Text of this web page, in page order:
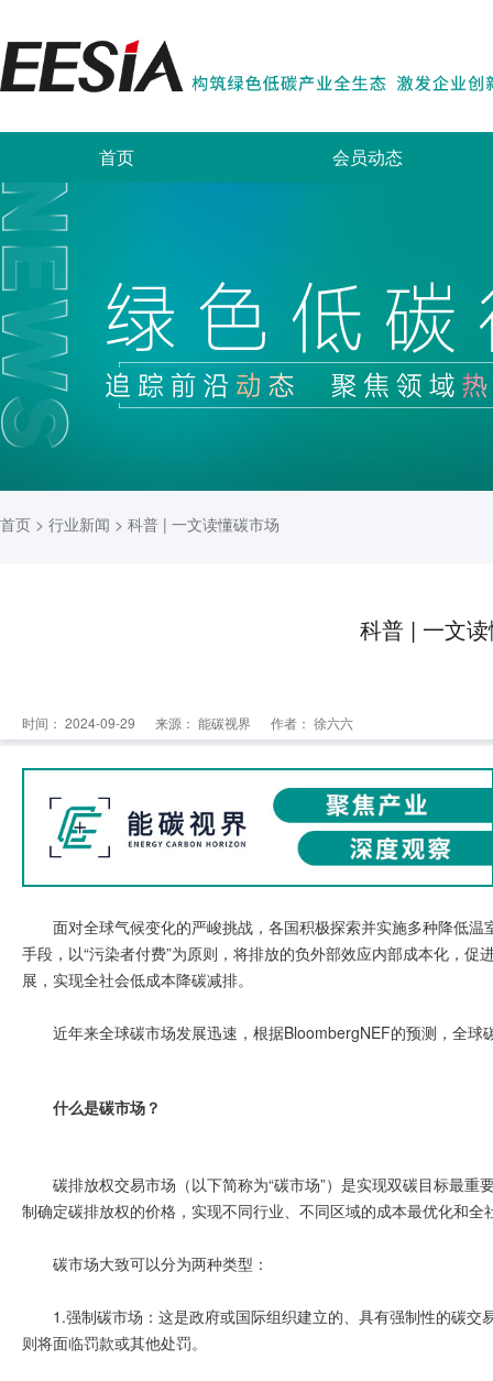
首页 会员动态
首页 > 行业新闻 > 科普 | 一文读懂碳市场
科普 | 一文
时间： 2024-09-29 来源： 能碳视界 作者： 徐六六
面对全球气候变化的严峻挑战，各国积极探索并实施多种降低
手段，以“污染者付费”为原则，将排放的负外部效应内部成本化，
展，实现全社会低成本降碳减排。
近年来全球碳市场发展迅速，根据BloombergNEF的预测，全
什么是碳市场？
碳排放权交易市场（以下简称为“碳市场”）是实现双碳目标最
制确定碳排放权的价格，实现不同行业、不同区域的成本最优化和全
碳市场大致可以分为两种类型：
1.强制碳市场：这是政府或国际组织建立的、具有强制性的碳
则将面临罚款或其他处罚。